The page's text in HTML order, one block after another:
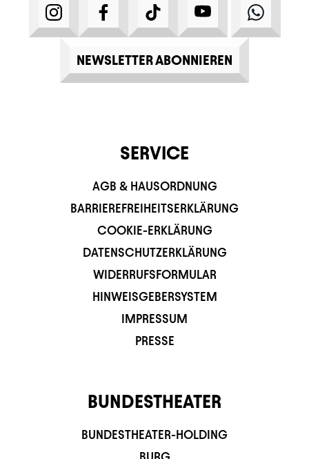
INSTAGRAMFACEBOOKTIKTOK YOUTUBE
NEWSLETTER ABONNIEREN
SERVICE
AGB & HAUSORDNUNG
BARRIEREFREIHEITSERKLÄRUNG
COOKIE-ERKLÄRUNG
DATENSCHUTZERKLÄRUNG
WIDERRUFSFORMULAR
HINWEISGEBERSYSTEM
IMPRESSUM
PRESSE
BUNDESTHEATER
BUNDESTHEATER-HOLDING